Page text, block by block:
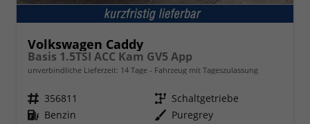
Volkswagen Caddy
Basis 1.5TSI ACC Kam GV5 App
unverbindliche Lieferzeit: 14 Tage Fahrzeug mit Tageszulassung
Fahrzeugnr. 356811 Getriebe Schaltgetriebe
Kraftstoff Benzin Außenfarbe Puregrey